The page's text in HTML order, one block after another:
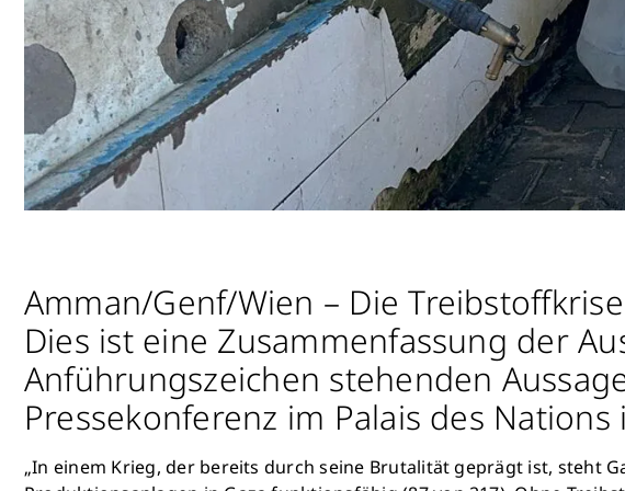
Amman/Genf/Wien – Die
Dies ist eine Zusammenfassung der
Anführungszeichen stehenden
Pressekonferenz im Palais des Nations
„In einem Krieg, der bereits durch seine Brutalität geprägt ist, steht